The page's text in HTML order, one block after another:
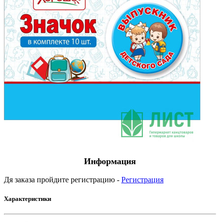
Информация
Дя заказа пройдите регистрацию - Регистрация
Характеристики